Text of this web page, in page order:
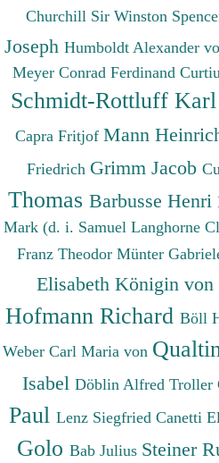
Churchill Sir Winston
Joseph Humboldt Alexander
Meyer Conrad Ferdinand
Schmidt-Rottluff Karl
Capra Fritjof Mann
Friedrich Grimm Jacob
Thomas Barbusse Henri
Mark (d. i. Samuel Langhorne
Franz Theodor Münter
Elisabeth Königin von
Hofmann Richard Böll
Weber Carl Maria von
Isabel Döblin Alfred Troller
Paul Lenz Siegfried Canetti
Golo Bab Julius Steiner